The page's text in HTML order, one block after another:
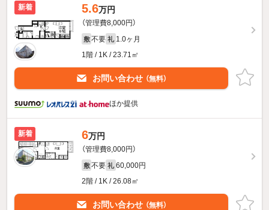
新着 5.6万円
（管理費8,000円）
敷 不要 礼 1.0ヶ月
1階 / 1K / 23.71㎡
お問い合わせ （無料）
ほか提供
新着 6万円
（管理費8,000円）
敷 不要 礼 60,000円
2階 / 1K / 26.08㎡
お問い合わせ （無料）